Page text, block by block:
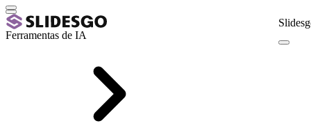
Ferramentas de IA